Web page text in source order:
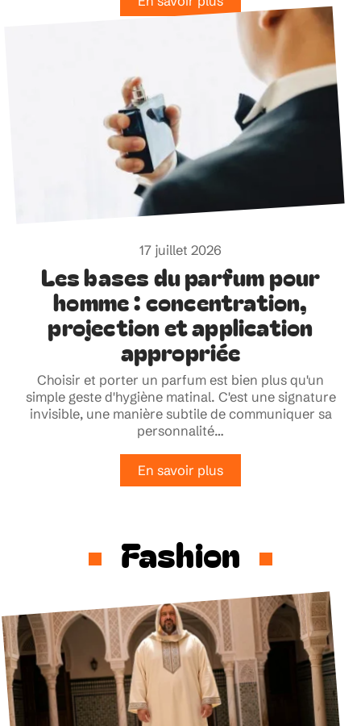
17 juillet 2026
Les bases du parfum pour
homme : concentration,
projection et application
appropriée
Choisir et porter un parfum est bien plus qu'un
simple geste d'hygiène matinal. C'est une signature
invisible, une manière subtile de communiquer sa
personnalité…
En savoir plus
Fashion